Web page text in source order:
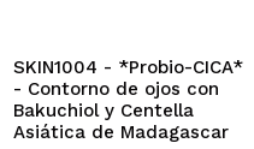
SKIN1004 - *Probio-CICA*
- Contorno de ojos con
Bakuchiol y Centella
Asiática de Madagascar